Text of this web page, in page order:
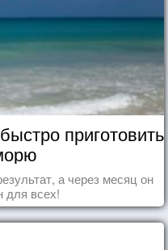
приготовить
а через месяц он
для всех!